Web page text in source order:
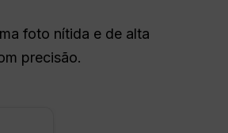
foto nítida e de alta
precisão.